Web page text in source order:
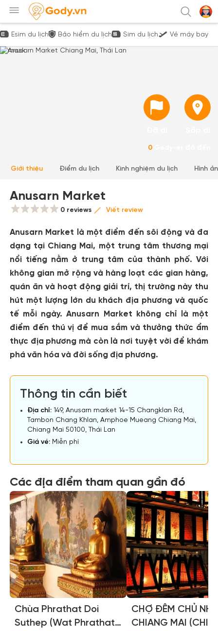
Esim du lịch Bảo hiểm du lịch Sim du lịch Vé máy bay
0
Giới thiệu Điểm du lịch Kinh nghiệm du lịch Hình
Anusarn Market
0 reviews Viết review
Anusarn Market là một điểm đến sôi động và đa
dạng tại Chiang Mai, một trung tâm thương mại
nổi tiếng nằm ở trung tâm của thành phố. Với
không gian mở rộng và hàng loạt các gian hàng,
quán ăn và hoạt động giải trí, thị trường này thu
hút một lượng lớn du khách địa phương và quốc
tế mỗi ngày. Anusarn Market không chỉ là một
điểm đến thú vị để mua sắm và thưởng thức ẩm
thực địa phương mà còn là nơi tuyệt vời để khám
phá văn hóa và đời sống địa phương.
Thông tin cần biết
Địa chỉ: 149, Anusarn market 14-15 Changklan Rd,
Tambon Chang Khlan, Amphoe Mueang Chiang Mai,
Chiang Mai 50100, Thái Lan
Giá vé: Miễn phí
Các địa điểm tham quan gần đó
Chùa Phrathat Doi
Suthep (Wat Phrathat
CHỢ ĐÊM CHỦ
CHIANG MAI